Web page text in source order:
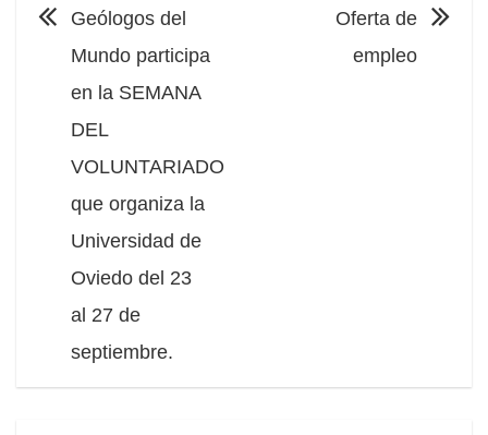
NAVEGACIÓN
Geólogos del
Mundo participa
en la SEMANA
DEL
VOLUNTARIADO
que organiza la
Universidad de
Oviedo del 23
al 27 de
septiembre.
Oferta de
empleo